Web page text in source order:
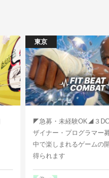
東京
◤急募・未経験OK◢３
ザイナー・プログラマー
中で楽しまれるゲームの
得られます